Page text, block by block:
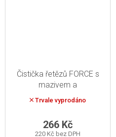
Čistička řetězů FORCE s
mazivem a
odmašťovačem
Trvale vyprodáno
220 Kč bez DPH
266 Kč